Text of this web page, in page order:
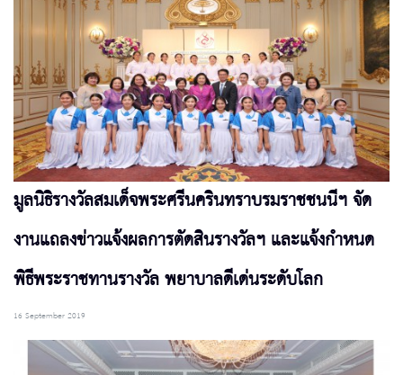
มูลนิธิรางวัลสมเด็จพระศรีนครินทราบรมราชชนนีฯ จัด
งานแถลงข่าวแจ้งผลการตัดสินรางวัลฯ และแจ้งกำหนด
พิธีพระราชทานรางวัล พยาบาลดีเด่นระดับโลก
16 September 2019